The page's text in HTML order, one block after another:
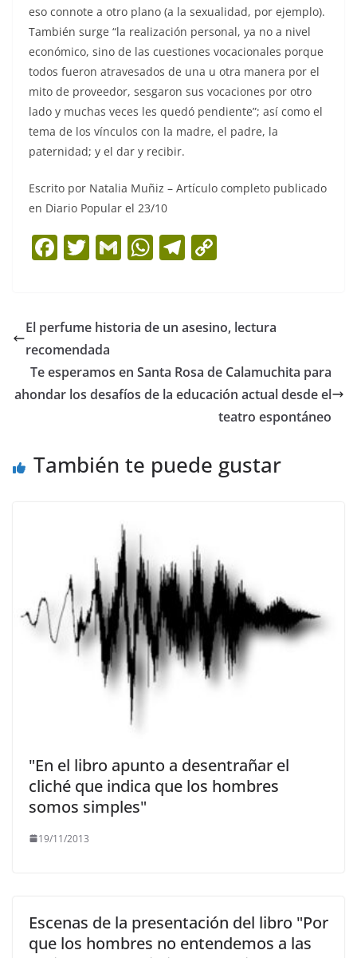
eso connote a otro plano (a la sexualidad, por ejemplo).
También surge “la realización personal, ya no a nivel
económico, sino de las cuestiones vocacionales porque
todos fueron atravesados de una u otra manera por el
mito de proveedor, sesgaron sus vocaciones por otro
lado y muchas veces les quedó pendiente”; así como el
tema de los vínculos con la madre, el padre, la
paternidad; y el dar y recibir.
Escrito por Natalia Muñiz – Artículo completo publicado
en Diario Popular el 23/10
F
e
b
o
o
T
er
G
l
W
s
p
p
T
gr
m
y
n
k
El perfume historia de un asesino, lectura
recomendada
Te esperamos en Santa Rosa de Calamuchita para
ahondar los desafíos de la educación actual desde el
teatro espontáneo
También te puede gustar
"En el libro apunto a desentrañar el
cliché que indica que los hombres
somos simples"
19/11/2013
Escenas de la presentación del libro "Por
que los hombres no entendemos a las